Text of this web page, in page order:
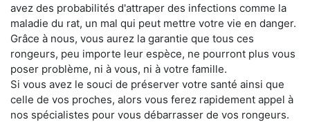
avez des probabilités d'attraper des infections comme la
maladie du rat, un mal qui peut mettre votre vie en danger.
Grâce à nous, vous aurez la garantie que tous ces
rongeurs, peu importe leur espèce, ne pourront plus vous
poser problème, ni à vous, ni à votre famille.
Si vous avez le souci de préserver votre santé ainsi que
celle de vos proches, alors vous ferez rapidement appel à
nos spécialistes pour vous débarrasser de vos rongeurs.